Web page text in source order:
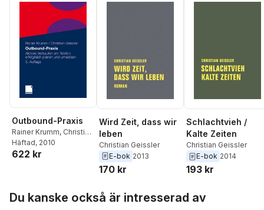
Outbound-Praxis
Rainer Krumm, Christian
Geissler
Häftad, 2010
622 kr
Wird Zeit, dass wir
leben
Christian Geissler
E-bok 2013
170 kr
Schlachtvieh /
Kalte Zeiten
Christian Geissler
E-bok 2014
193 kr
Du kanske också är intresserad av